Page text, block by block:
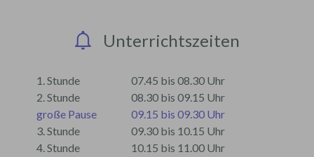
Unterrichtszeiten
1. Stunde
07.45 bis 08.30 Uhr
2. Stunde
08.30 bis 09.15 Uhr
große Pause
09.15 bis 09.30 Uhr
3. Stunde
09.30 bis 10.15 Uhr
4. Stunde
10.15 bis 11.00 Uhr